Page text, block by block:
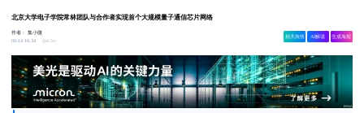
北京大学电子学院常林团队与合作者实现首个大规模量子通信芯片网络
作者：集小微
02-14 16:34
4.5w
相关舆情 AI解读 生成海报